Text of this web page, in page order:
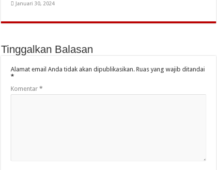
Januari 30, 2024
Tinggalkan Balasan
Alamat email Anda tidak akan dipublikasikan. Ruas yang wajib ditandai
*
Komentar*